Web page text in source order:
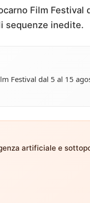
Film Festival
sequenze inedite.
Festival dal 5 al 15
artificiale e